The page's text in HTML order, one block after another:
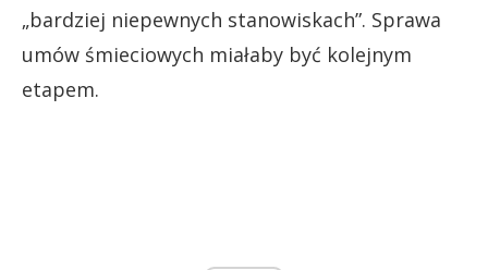
„bardziej niepewnych stanowiskach”. Sprawa
umów śmieciowych miałaby być kolejnym
etapem.